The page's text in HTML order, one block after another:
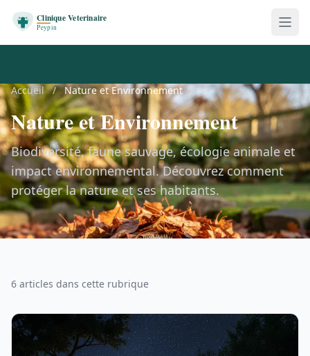
Accueil / Nature et Environnement
Nature et Environnement
Biodiversité, faune sauvage, écologie animale et
impact environnemental. Découvrez comment
protéger la nature et ses habitants.
6 articles dans cette rubrique